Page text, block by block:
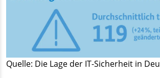
Quelle: Die Lage der IT-Sicherheit in